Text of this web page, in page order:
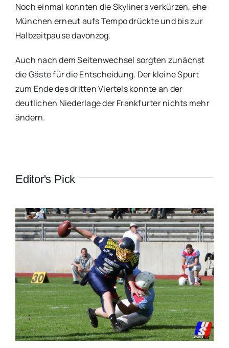
Noch einmal konnten die Skyliners verkürzen, ehe
München erneut aufs Tempo drückte und bis zur
Halbzeitpause davonzog.
Auch nach dem Seitenwechsel sorgten zunächst
die Gäste für die Entscheidung. Der kleine Spurt
zum Ende des dritten Viertels konnte an der
deutlichen Niederlage der Frankfurter nichts mehr
ändern.
Editor's Pick